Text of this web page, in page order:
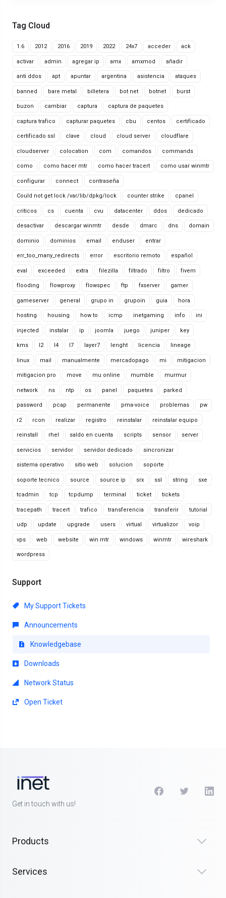
Tag Cloud
1.6 2012 2016 2019 2022 24x7 acceder ack
activar admin agregar ip amx amxmod añadir
anti ddos apt apuntar argentina asistencia ataques
banned bare metal billetera bot net botnet burst
buzon cambiar captura captura de paquetes
captura trafico capturar paquetes cbu centos certificado
certificado ssl clave cloud cloud server cloudflare
cloudserver colocation com comandos commands
como como hacer mtr como hacer tracert como usar winmtr
configurar connect contraseña
Could not get lock /var/lib/dpkg/lock counter strike cpanel
criticos cs cuenta cvu datacenter ddos dedicado
desactivar descargar winmtr desde dmarc dns domain
dominio dominios email enduser entrar
err_too_many_redirects error escritorio remoto español
eval exceeded extra filezilla filtrado filtro fivem
flooding flowproxy flowspec ftp fxserver gamer
gameserver general grupo in grupoin guia hora
hosting housing how to icmp inetgaming info ini
injected instalar ip joomla juego juniper key
kms l2 l4 l7 layer7 lenght licencia lineage
linux mail manualmente mercadopago mi mitigacion
mitigacion pro move mu online mumble murmur
network ns ntp os panel paquetes parked
password pcap permanente pma-voice problemas pw
r2 rcon realizar registro reinstalar reinstalar equipo
reinstall rhel saldo en cuenta scripts sensor server
servicios servidor servidor dedicado sincronizar
sistema operativo sitio web solucion soporte
soporte tecnico source source ip srx ssl string sxe
tcadmin tcp tcpdump terminal ticket tickets
tracepath tracert trafico transferencia transferir tutorial
udp update upgrade users virtual virtualizor voip
vps web website win mtr windows winmtr wireshark
wordpress
Support
My Support Tickets
Announcements
Knowledgebase
Downloads
Network Status
Open Ticket
Get in touch with us!
Products
Services